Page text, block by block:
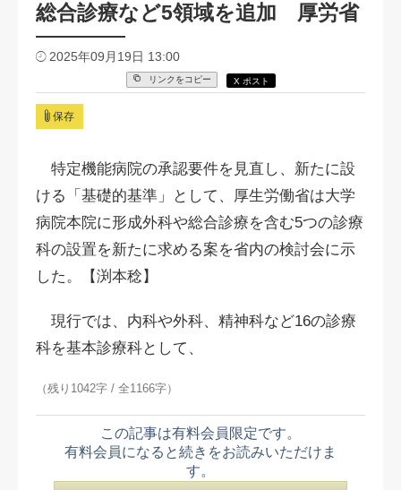
総合診療など5領域を追加 厚労省
2025年09月19日 13:00
リンクをコピー X ポスト
保存
特定機能病院の承認要件を見直し、新たに設
ける「基礎的基準」として、厚生労働省は大学
病院本院に形成外科や総合診療を含む5つの診療
科の設置を新たに求める案を省内の検討会に示
した。【渕本稔】
現行では、内科や外科、精神科など16の診療
科を基本診療科として、
（残り1042字 / 全1166字）
この記事は有料会員限定です。
有料会員になると続きをお読みいただけま
す。